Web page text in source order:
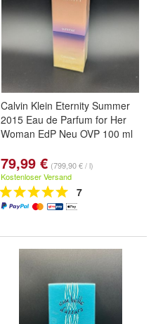
Calvin Klein Eternity Summer
2015 Eau de Parfum for Her
Woman EdP Neu OVP 100 ml
79,99 € (799,90 € / l)
Kostenloser Versand
7